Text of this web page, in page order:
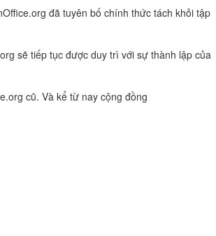
đã tuyên bố chính thức tách khỏi tập
sẽ tiếp tục được duy trì với sự thành lập của
cũ. Và kể từ nay cộng đồng